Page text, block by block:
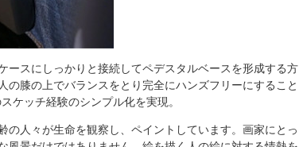
ースにしっかりと接続してペデスタルベースを形成する方
の膝の上でバランスをとり完全にハンズフリーにすること
ケッチ経験のシンプル化を実現。
の人々が生命を観察し、ペイントしています。画家にとっ